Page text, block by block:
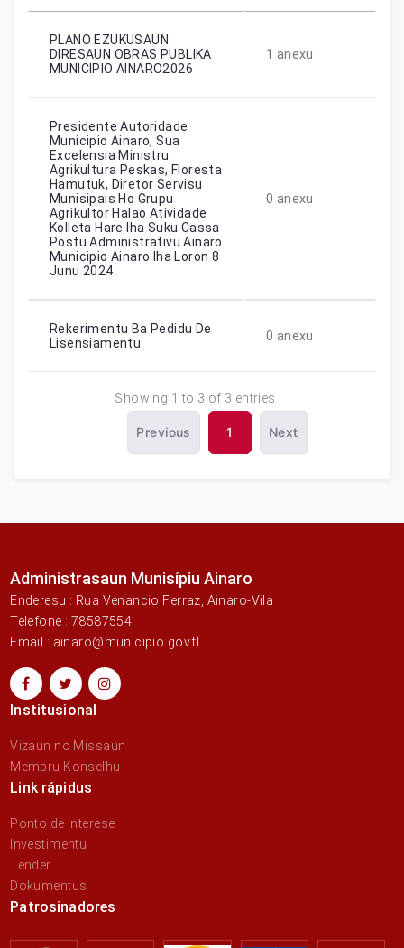
PLANO EZUKUSAUN
DIRESAUN OBRAS PUBLIKA
MUNICIPIO AINARO2026
1 anexu
Presidente Autoridade
Municipio Ainaro, Sua
Excelensia Ministru
Agrikultura Peskas, Floresta
Hamutuk, Diretor Servisu
Munisipais Ho Grupu
Agrikultor Halao Atividade
Kolleta Hare Iha Suku Cassa
Postu Administrativu Ainaro
Municipio Ainaro Iha Loron 8
Junu 2024
0 anexu
Rekerimentu Ba Pedidu De
Lisensiamentu
0 anexu
Showing 1 to 3 of 3 entries
Previous 1 Next
Administrasaun Munisípiu Ainaro
Enderesu : Rua Venancio Ferraz, Ainaro-Vila
Telefone : 78587554
Email : ainaro@municipio.gov.tl
Institusional
Vizaun no Missaun
Membru Konselhu
Link rápidus
Ponto de interese
Investimentu
Tender
Dokumentus
Patrosinadores